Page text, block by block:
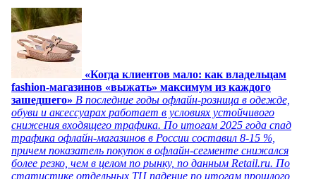
«Когда клиентов мало: как владельцам
fashion-магазинов «выжать» максимум из каждого
зашедшего» В последние годы офлайн-розница в одежде,
обуви и аксессуарах работает в условиях устойчивого
снижения входящего трафика. По итогам 2025 года спад
трафика офлайн-магазинов в России составил 8-15 %,
причем показатель покупок в офлайн-сегменте снижался
более резко, чем в целом по рынку, по данным Retail.ru. По
статистике отдельных ТЦ падение по итогам прошлого